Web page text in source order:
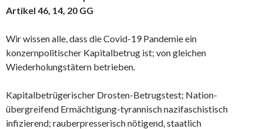
Artikel 46, 14, 20 GG
Wir wissen alle, dass die Covid-19 Pandemie ein
konzernpolitischer Kapitalbetrug ist; von gleichen
Wiederholungstätern betrieben.
Kapitalbetrügerischer Drosten-Betrugstest; Nation-
übergreifend Ermächtigung-tyrannisch nazifaschistisch
infizierend; rauberpresserisch nötigend, staatlich